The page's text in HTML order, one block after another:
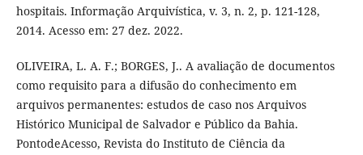
hospitais. Informação Arquivística, v. 3, n. 2, p. 121-128,
2014. Acesso em: 27 dez. 2022.
OLIVEIRA, L. A. F.; BORGES, J.. A avaliação de documentos
como requisito para a difusão do conhecimento em
arquivos permanentes: estudos de caso nos Arquivos
Histórico Municipal de Salvador e Público da Bahia.
PontodeAcesso, Revista do Instituto de Ciência da